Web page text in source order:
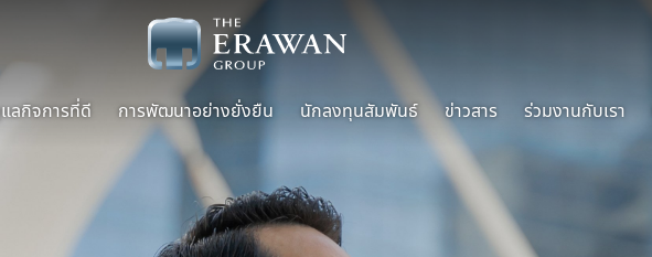
ลกิจการที่ดี การพัฒนาอย่างยั่งยืน นักลงทุนสัมพันธ์ ข่าวสาร ร่วมงานกับเรา